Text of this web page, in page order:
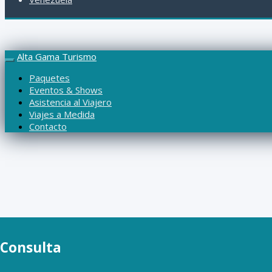
Alta Gama Turismo
Paquetes
Eventos & Shows
Asistencia al Viajero
Viajes a Medida
Contacto
ConsultaMuchas gracias.